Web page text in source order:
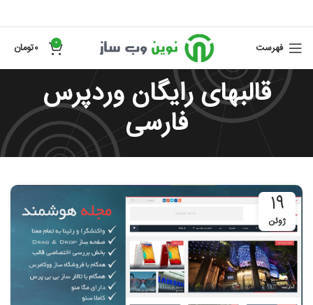
فهرست 0
0تومان
قالبهای رایگان وردپرس
فارسی
19
ژوئن